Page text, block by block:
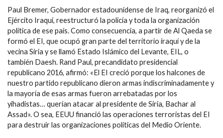
Paul Bremer, Gobernador estadounidense de Iraq, reorganizó el
Ejército Iraquí, reestructuró la policía y toda la organización
política de ese país. Como consecuencia, a partir de Al Qaeda se
formó el EI, que ocupó gran parte del territorio iraquí y de la
vecina Siria y se llamó Estado ‎Islámico del Levante, EIL, o
también Daesh. Rand Paul, precandidato presidencial
republicano 2016, afirmó: «El EI creció porque los halcones de
nuestro partido republicano dieron armas indiscriminadamente y
la mayoría de esas armas fueron arrebatadas por los
yihadistas… querían atacar al presidente de Siria, Bachar al
Assad». O sea, EEUU financió las operaciones ‎terroristas del EI
para destruir las organizaciones políticas del Medio Oriente.